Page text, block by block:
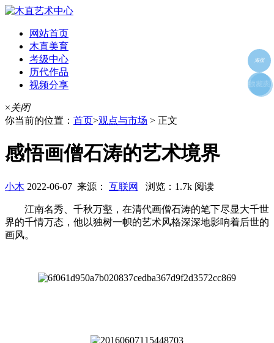
网站首页
木直美育
考级中心
历代作品
视频分享
×关闭
你当前的位置： 首页>观点与市场 > 正文
感悟画僧石涛的艺术境界
小木 2022-06-07 来源： 互联网 浏览：1.7k 阅读
江南名秀、千秋万壑，在清代画僧石涛的笔下尽显大千世
界的千情万态，他以独树一帜的艺术风格深深地影响着后世的
画风。
海报
好友
朋友圈
收藏夹